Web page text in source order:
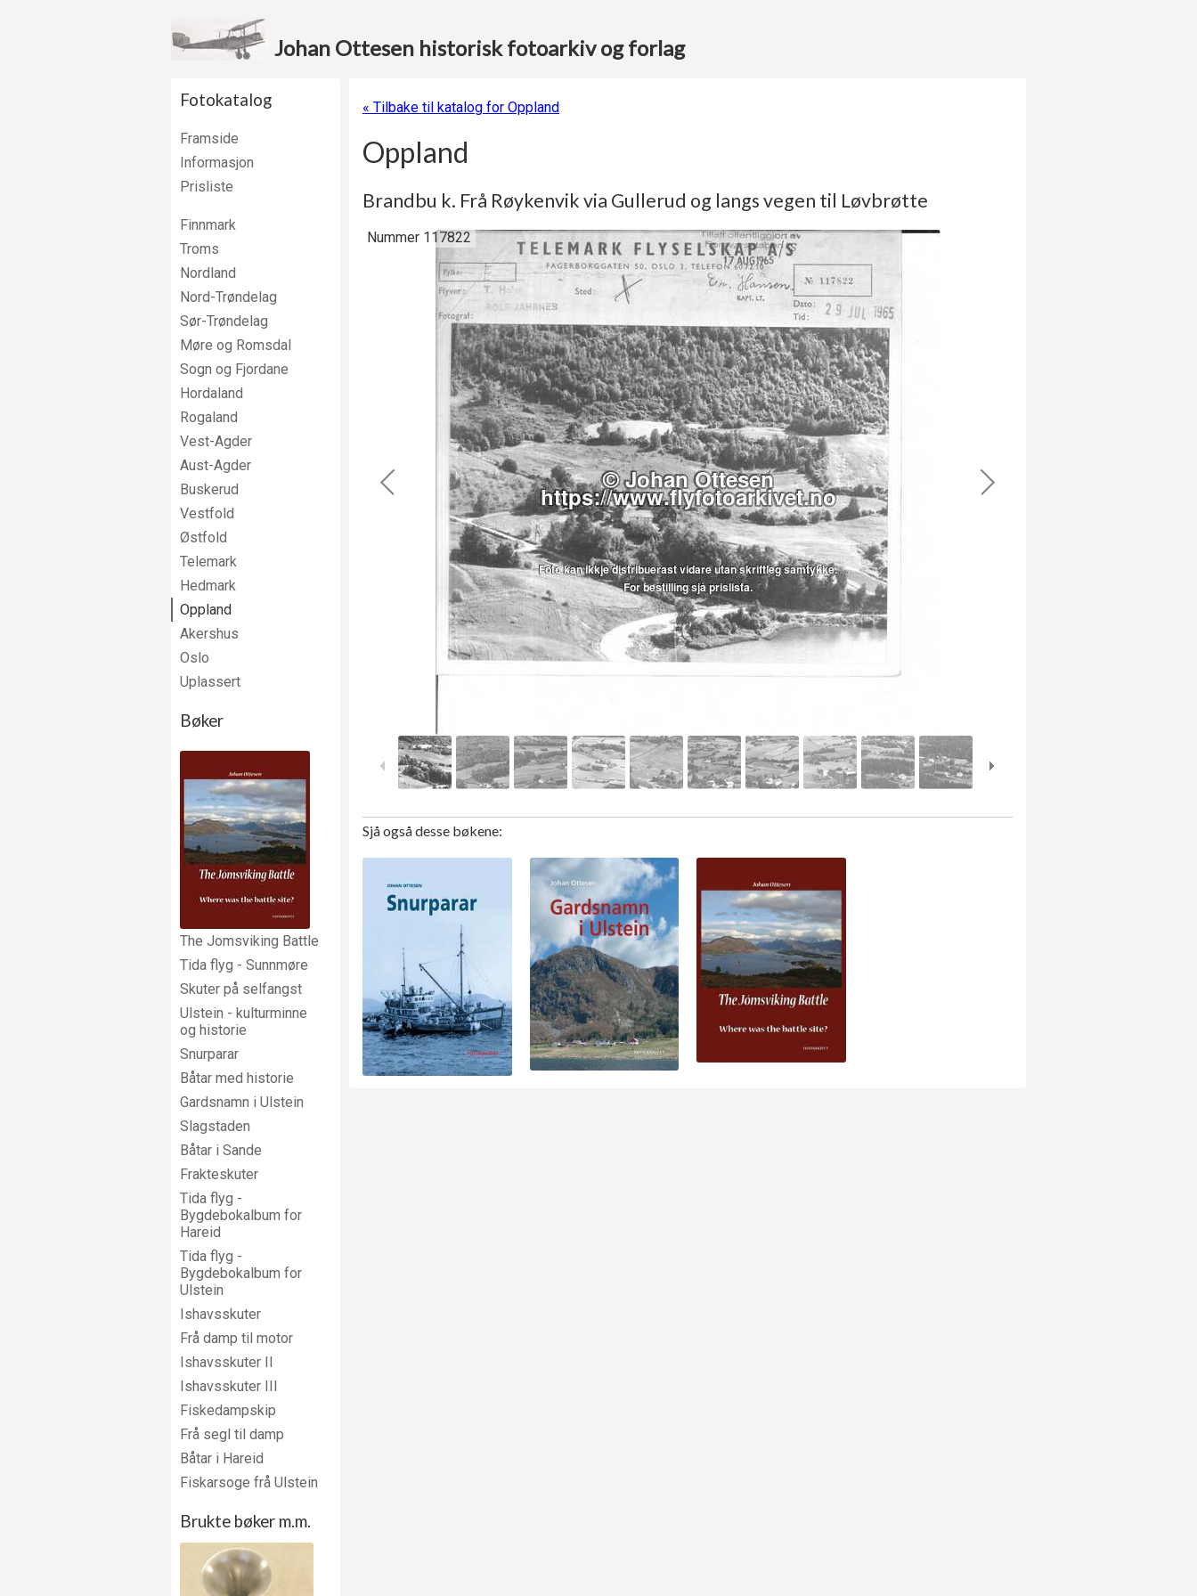
Johan Ottesen historisk fotoarkiv og forlag
Fotokatalog
Framside
Informasjon
Prisliste
Finnmark
Troms
Nordland
Nord-Trøndelag
Sør-Trøndelag
Møre og Romsdal
Sogn og Fjordane
Hordaland
Rogaland
Vest-Agder
Aust-Agder
Buskerud
Vestfold
Østfold
Telemark
Hedmark
Oppland
Akershus
Oslo
Uplassert
Bøker
The Jomsviking Battle
Tida flyg - Sunnmøre
Skuter på selfangst
Ulstein - kulturminne
og historie
Snurparar
Båtar med historie
Gardsnamn i Ulstein
Slagstaden
Båtar i Sande
Frakteskuter
Tida flyg -
Bygdebokalbum for
Hareid
Tida flyg -
Bygdebokalbum for
Ulstein
Ishavsskuter
Frå damp til motor
Ishavsskuter II
Ishavsskuter III
Fiskedampskip
Frå segl til damp
Båtar i Hareid
Fiskarsoge frå Ulstein
Brukte bøker m.m.
« Tilbake til katalog for Oppland
Oppland
Brandbu k. Frå Røykenvik via Gullerud og langs vegen til Løvbrøtte
Nummer 117822
Sjå også desse bøkene: